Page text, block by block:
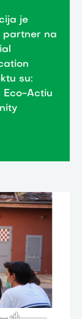
je
partner na
su:
Eco-Actiu